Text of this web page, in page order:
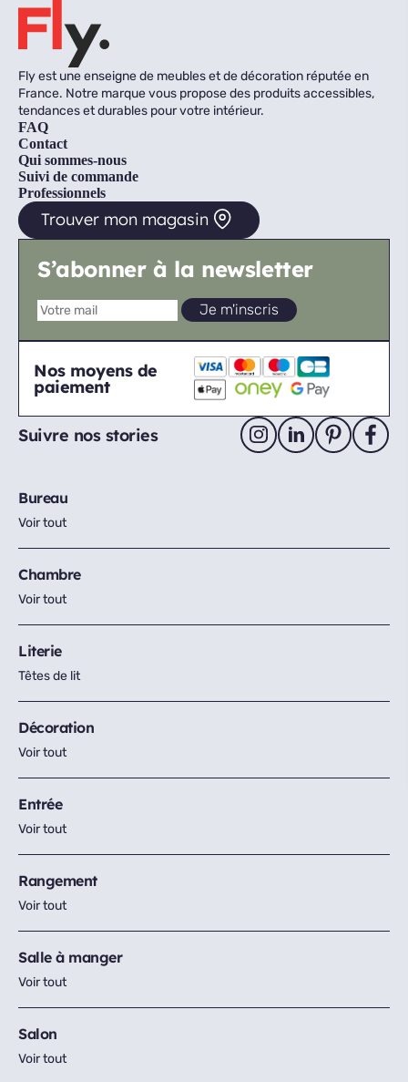
Fly est une enseigne de meubles et de décoration réputée en
France. Notre marque vous propose des produits accessibles,
tendances et durables pour votre intérieur.
FAQ
Contact
Qui sommes-nous
Suivi de commande
Professionnels
Trouver mon magasin
S’abonner à la newsletter
Nos moyens de
paiement
Suivre nos stories
Bureau
Voir tout
Chambre
Voir tout
Literie
Têtes de lit
Décoration
Voir tout
Entrée
Voir tout
Rangement
Voir tout
Salle à manger
Voir tout
Salon
Voir tout